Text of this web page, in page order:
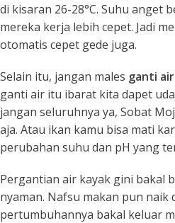
di kisaran 26-28°C. Suhu anget
mereka kerja lebih cepet. Jadi
otomatis cepet gede juga.
Selain itu, jangan males ganti
ganti air itu ibarat kita dapet
jangan seluruhnya ya, Sobat
aja. Atau ikan kamu bisa mati
perubahan suhu dan pH yang
Pergantian air kayak gini bakal
nyaman. Nafsu makan pun naik
pertumbuhannya bakal keluar